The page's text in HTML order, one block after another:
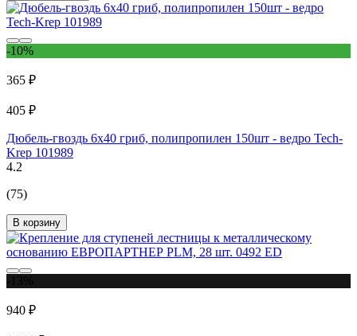
-10%
365 ₽
405 ₽
Дюбель-гвоздь 6х40 гриб, полипропилен 150шт - ведро Tech-
Krep 101989
4.2
(75)
В корзину
940 ₽